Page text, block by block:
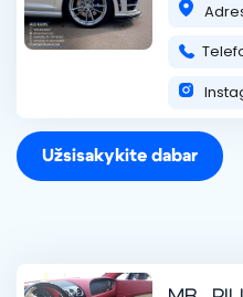
Užsisakykite dabar